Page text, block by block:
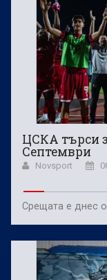
ЦСКА търси
Септември
Novsport
Срещата е днес